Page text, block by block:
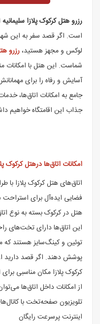
رزرو هتل کرکوک پلازا سلیمانیه
است. اگر قصد سفر به این
لوکس و مجهز هستید،رزرو
شماست. این هتل با امکانات
آسایش و رفاه را برای
جامع به امکانات اتاق‌ها،
جذاب این اقامتگاه خواهیم
امکانات اتاق‌ها درهتل کرکوک
اتاق‌های هتل کرکوک پلازا
فضایی ایده‌آل برای
هتل در کرکوک بسته به نوع
این اتاق‌ها دارای تخت‌های
توئین و کینگ‌سایز هستند که
پوشش دهند. اگر قصد دارید
کرکوک پلازا مکان مناسبی
از امکانات داخل اتاق‌ها
تلویزیون صفحه‌تخت با
اینترنت پرسرعت رایگان